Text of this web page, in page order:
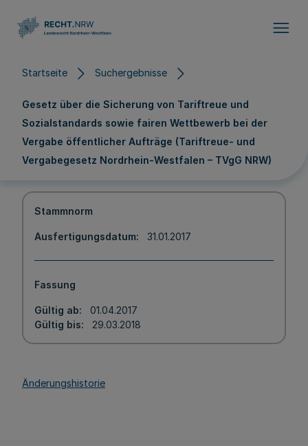
Startseite Suchergebnisse
Gesetz über die Sicherung von Tariftreue und
Sozialstandards sowie fairen Wettbewerb bei der
Vergabe öffentlicher Aufträge (Tariftreue- und
Vergabegesetz Nordrhein-Westfalen – TVgG NRW)
Stammnorm
Ausfertigungsdatum 31.01.2017
Fassung
Gültig ab
01.04.2017
Gültig bis
29.03.2018
Änderungshistorie